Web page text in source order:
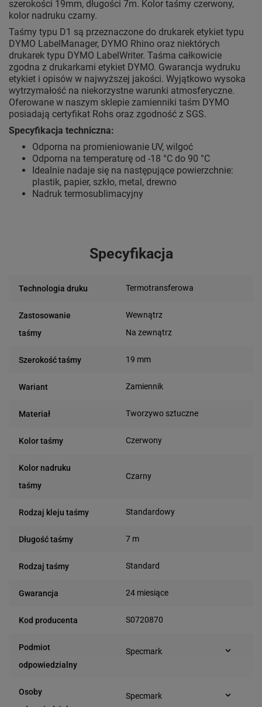
szerokości 19mm, długości 7m. Kolor taśmy czerwony,
kolor nadruku czarny.
Taśmy typu D1 są przeznaczone do drukarek etykiet typu
DYMO LabelManager, DYMO Rhino oraz niektórych
drukarek typu DYMO LabelWriter. Taśma całkowicie
zgodna z drukarkami etykiet DYMO. Gwarancja wydruku
etykiet i opisów w najwyższej jakości. Wyjątkowo wysoka
wytrzymałość na niekorzystne warunki atmosferyczne.
Oferowane w naszym sklepie zamienniki taśm DYMO
posiadają certyfikat Rohs oraz zgodność z SGS.
Specyfikacja techniczna:
Odporna na promieniowanie UV, wilgoć
Odporna na temperaturę od -18 °C do 90 °C
Idealnie nadaje się na następujące powierzchnie:
plastik, papier, szkło, metal, drewno
Nadruk termosublimacyjny
Specyfikacja
Technologia druku Termotransferowa
Zastosowanie
taśmy
Wewnątrz
Na zewnątrz
Szerokość taśmy 19 mm
Wariant Zamiennik
Materiał Tworzywo sztuczne
Kolor taśmy Czerwony
Kolor nadruku
taśmy
Czarny
Rodzaj kleju taśmy Standardowy
Długość taśmy 7 m
Rodzaj taśmy Standard
Gwarancja 24 miesiące
Kod producenta S0720870
Podmiot
odpowiedzialny
Specmark
e-mail: gspr@ptmb.pl
Osoby
Specmark